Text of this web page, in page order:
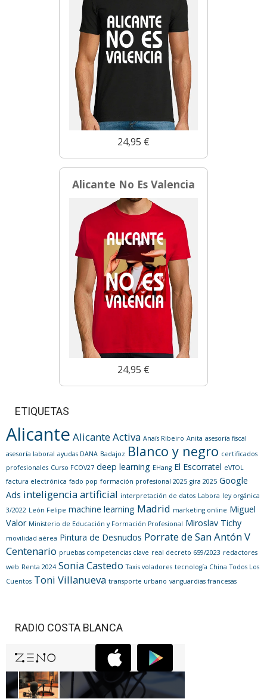
24,95 €
Alicante No Es Valencia
24,95 €
ETIQUETAS
Alicante Alicante Activa Anaïs Ribeiro Anita asesoría fiscal
asesoría laboral ayudas DANA Badajoz Blanco y negro certificados
profesionales Curso FCOV27 deep learning EHang El Escorratel eVTOL
factura electrónica fado pop formación profesional 2025 gira 2025 Google
Ads inteligencia artificial interpretación de datos Labora ley orgánica
3/2022 León Felipe machine learning Madrid marketing online Miguel
Valor Ministerio de Educación y Formación Profesional Miroslav Tichy
movilidad aérea Pintura de Desnudos Porrate de San Antón V
Centenario pruebas competencias clave real decreto 659/2023 redactores
web Renta 2024 Sonia Castedo Taxis voladores tecnología China Todos Los
Cuentos Toni Villanueva transporte urbano vanguardias francesas
RADIO COSTA BLANCA